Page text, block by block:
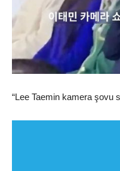
“Lee Taemin kamera şovu